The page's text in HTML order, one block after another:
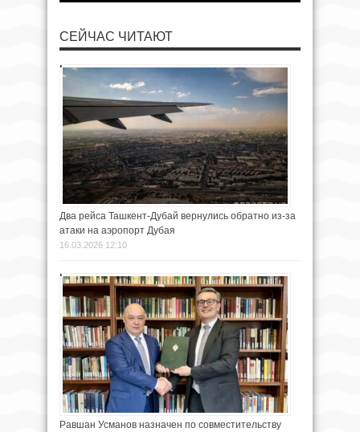
СЕЙЧАС ЧИТАЮТ
Два рейса Ташкент-Дубай вернулись обратно из-за
атаки на аэропорт Дубая
16.03.2026 12:10
Равшан Усманов назначен по совместительству